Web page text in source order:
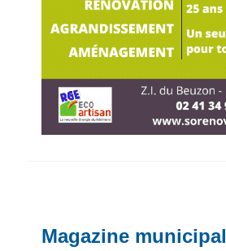
Magazine municipal